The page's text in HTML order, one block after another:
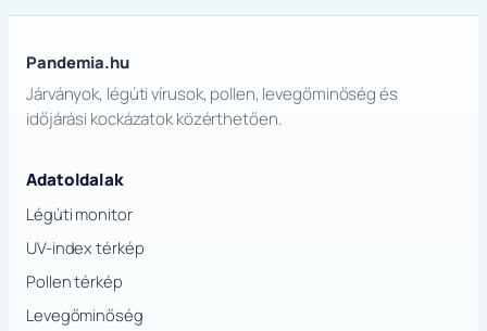
Pandemia.hu
Járványok, légúti vírusok, pollen, levegőminőség és
időjárási kockázatok közérthetően.
Adatoldalak
Légúti monitor
UV-index térkép
Pollen térkép
Levegőminőség